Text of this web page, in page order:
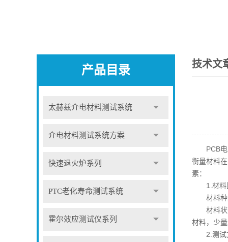
产品目录
太赫兹介电材料测试系统
介电材料测试系统方案
快速退火炉系列
PTC老化寿命测试系统
霍尔效应测试仪系列
技术文
PCB电路
衡量材料
素：
1.材料
材料种类
材料状态
材料，少
2.测试